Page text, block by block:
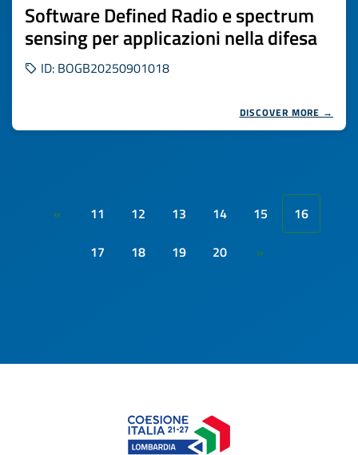
Software Defined Radio e spectrum
sensing per applicazioni nella difesa
ID: BOGB20250901018
DISCOVER MORE →
« 11 12 13 14 15
16
17
18 19 20 »